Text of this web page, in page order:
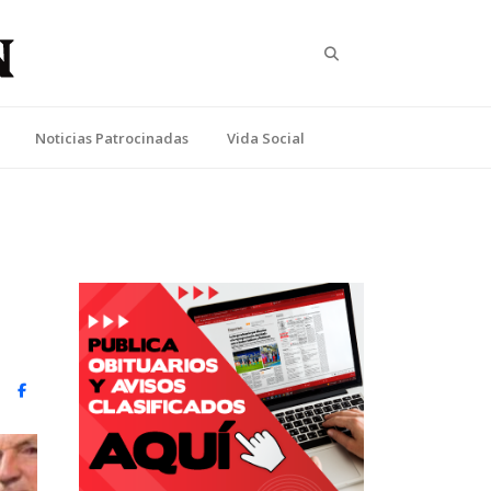
Noticias Patrocinadas Vida Social
Facebook